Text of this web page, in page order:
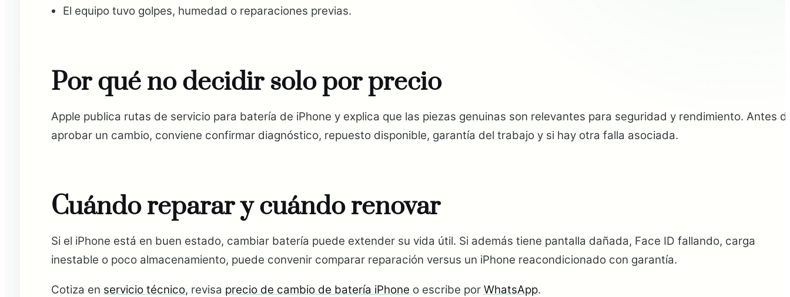
El equipo tuvo golpes, humedad o reparaciones previas.
Por qué no decidir solo por precio
Apple publica rutas de servicio para batería de iPhone y explica que las piezas genuinas son relevantes para seguridad y rendimiento. Antes
aprobar un cambio, conviene confirmar diagnóstico, repuesto disponible, garantía del trabajo y si hay otra falla asociada.
Cuándo reparar y cuándo renovar
Si el iPhone está en buen estado, cambiar batería puede extender su vida útil. Si además tiene pantalla dañada, Face ID fallando, carga
inestable o poco almacenamiento, puede convenir comparar reparación versus un iPhone reacondicionado con garantía.
Cotiza en servicio técnico, revisa precio de cambio de batería iPhone o escribe por WhatsApp.